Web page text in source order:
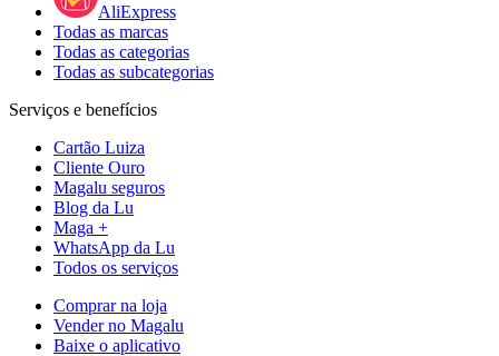
AliExpress
Todas as marcas
Todas as categorias
Todas as subcategorias
Serviços e benefícios
Cartão Luiza
Cliente Ouro
Magalu seguros
Blog da Lu
Maga +
WhatsApp da Lu
Todos os serviços
Comprar na loja
Vender no Magalu
Baixe o aplicativo